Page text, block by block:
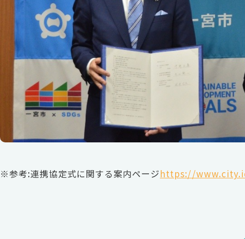
※参考:連携協定式に関する案内ページhttps://